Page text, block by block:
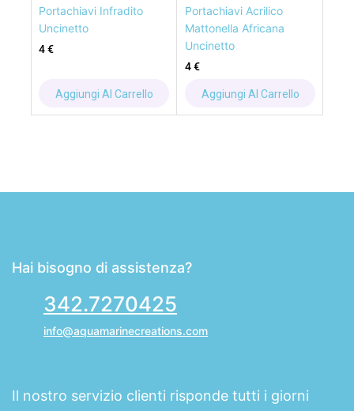
Portachiavi Infradito
Uncinetto
4€
Aggiungi Al Carrello
Portachiavi Acrilico
Mattonella Africana
Uncinetto
4€
Aggiungi Al Carrello
Hai bisogno di assistenza?
342.7270425
info@aquamarinecreations.com
Il nostro servizio clienti risponde tutti i giorni